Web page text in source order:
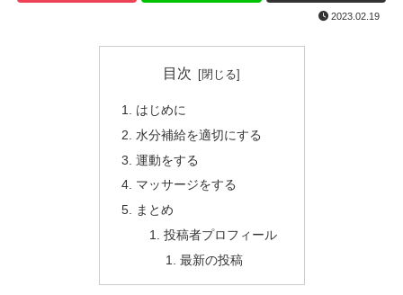
2023.02.19
目次
はじめに
水分補給を適切にする
運動をする
マッサージをする
まとめ
投稿者プロフィール
最新の投稿